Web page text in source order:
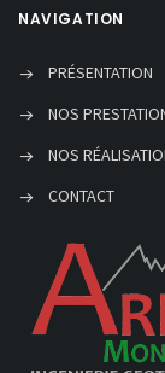
NAVIGATION
PRÉSENTATION
NOS
NOS
CONTACT